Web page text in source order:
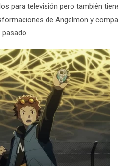
para televisión pero también
de Angelmon y